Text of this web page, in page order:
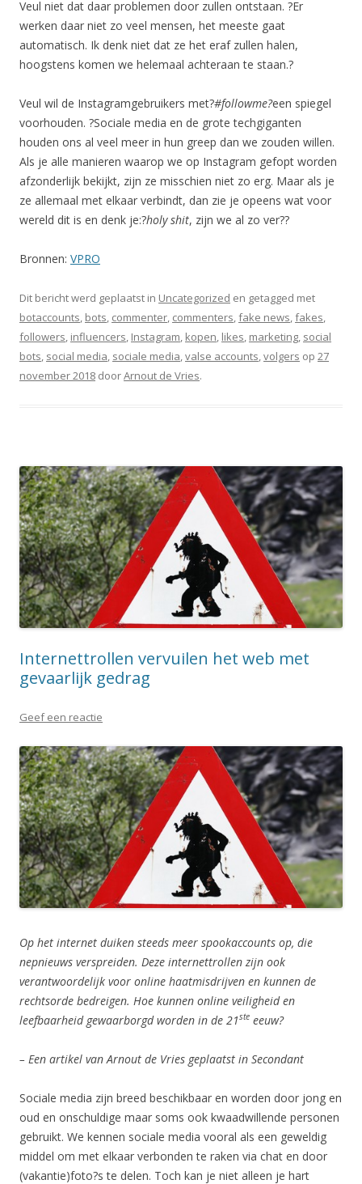
Veul niet dat daar problemen door zullen ontstaan. ?Er
werken daar niet zo veel mensen, het meeste gaat
automatisch. Ik denk niet dat ze het eraf zullen halen,
hoogstens komen we helemaal achteraan te staan.?
Veul wil de Instagramgebruikers met?#followme?een spiegel
voorhouden. ?Sociale media en de grote techgiganten
houden ons al veel meer in hun greep dan we zouden willen.
Als je alle manieren waarop we op Instagram gefopt worden
afzonderlijk bekijkt, zijn ze misschien niet zo erg. Maar als je
ze allemaal met elkaar verbindt, dan zie je opeens wat voor
wereld dit is en denk je:?holy shit, zijn we al zo ver??
Bronnen: VPRO
Dit bericht werd geplaatst in Uncategorized en getagged met
botaccounts, bots, commenter, commenters,fake news,fakes,
followers, influencers, Instagram, kopen, likes, marketing, social
bots, social media, sociale media,valse accounts,volgers op 27
november 2018 doorArnout de Vries.
Internettrollen vervuilen het web met
gevaarlijk gedrag
Geef een reactie
Op het internet duiken steeds meer spookaccounts op, die
nepnieuws verspreiden. Deze internettrollen zijn ook
verantwoordelijk voor online haatmisdrijven en kunnen de
rechtsorde bedreigen. Hoe kunnen online veiligheid en
leefbaarheid gewaarborgd worden in de 21ste eeuw?
– Een artikel van Arnout de Vries geplaatst in Secondant
Sociale media zijn breed beschikbaar en worden door jong en
oud en onschuldige maar soms ook kwaadwillende personen
gebruikt. We kennen sociale media vooral als een geweldig
middel om met elkaar verbonden te raken via chat en door
(vakantie)foto?s te delen. Toch kan je niet alleen je hart